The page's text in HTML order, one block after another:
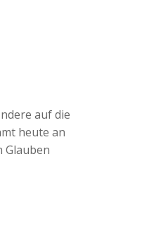
auf die
heute an
Glauben